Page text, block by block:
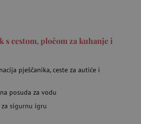
s cestom, pločom za kuhanje i
pješčanika, ceste za autiće i
posuda za vodu
sigurnu igru